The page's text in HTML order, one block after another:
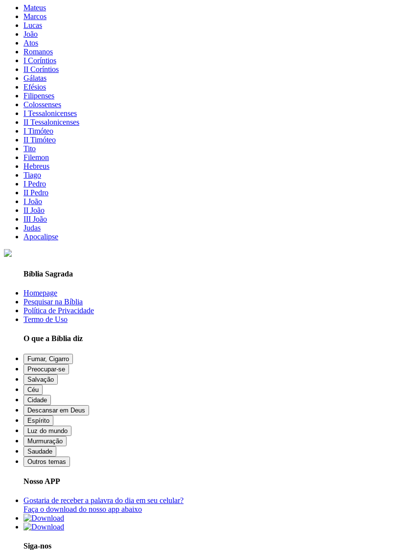
Mateus
Marcos
Lucas
João
Atos
Romanos
I Coríntios
II Coríntios
Gálatas
Efésios
Filipenses
Colossenses
I Tessalonicenses
II Tessalonicenses
I Timóteo
II Timóteo
Tito
Filemon
Hebreus
Tiago
I Pedro
II Pedro
I João
II João
III João
Judas
Apocalipse
Bíblia Sagrada
Homepage
Pesquisar na Bíblia
Política de Privacidade
Termo de Uso
O que a Bíblia diz
Fumar, Cigarro
Preocupar-se
Salvação
Céu
Cidade
Descansar em Deus
Espírito
Luz do mundo
Murmuração
Saudade
Outros temas
Nosso APP
Gostaria de receber a palavra do dia em seu celular?
Faça o download do nosso app abaixo
Siga-nos